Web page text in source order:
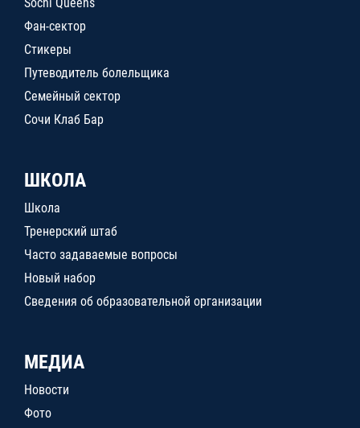
Фан-сектор
Стикеры
Путеводитель болельщика
Семейный сектор
Сочи Клаб Бар
ШКОЛА
Школа
Тренерский штаб
Часто задаваемые вопросы
Новый набор
Сведения об образовательной организации
МЕДИА
Новости
Фото